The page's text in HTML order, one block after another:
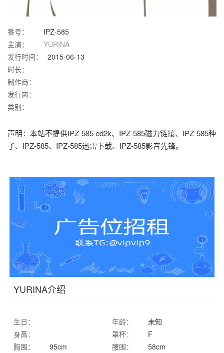
番号：
IPZ-585
主演：
YURINA
发行时间：
2015-06-13
时长：
制作商：
发行商：
类别：
声明：本站不提供IPZ-585 ed2k、IPZ-585磁力链接、IPZ-585种
子、IPZ-585、IPZ-585迅雷下载、IPZ-585影音先锋。
YURINA介绍
生日： 年龄：
未知
身高：
罩杯：
F
胸围：
95cm 腰围：
58cm